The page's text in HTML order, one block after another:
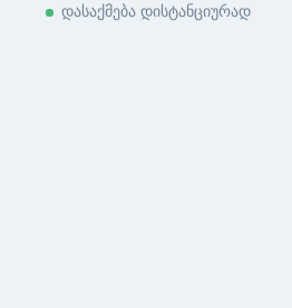
დასაქმება დისტანციურად